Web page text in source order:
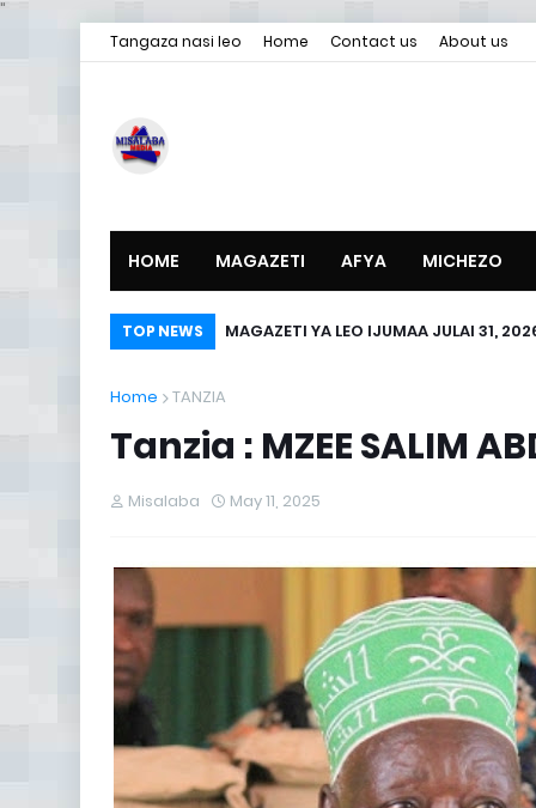
"
Tangaza nasi leo Home Contact us About us
HOME MAGAZETI AFYA MICHEZO
TOP NEWS MAGAZETI YA LEO IJUMAA JULAI 31,
Home TANZIA
Tanzia : MZEE SALIM
Misalaba May 11, 2025